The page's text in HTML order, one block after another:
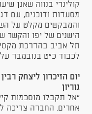
קולינרי בנווה שאנן
מסעדות ודוכנים, עם
והמבקשים מקלט על
הישנים של יפו והקשר
תל אביב בהדרכת
לכבוד כ"ט בנובמבר
יום הזיכרון ליצחק
גוריון
"אל תקבלו מוסכמות
אחרים. החברה צריכה